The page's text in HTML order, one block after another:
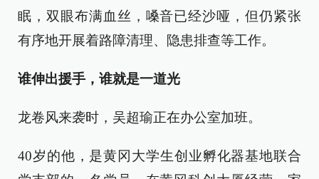
眠，双眼布满血丝，嗓音已经沙哑，但仍紧张
有序地开展着路障清理、隐患排查等工作。
谁伸出援手，谁就是一道光
龙卷风来袭时，吴超瑜正在办公室加班。
40岁的他，是黄冈大学生创业孵化器基地联合